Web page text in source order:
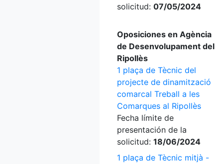
solicitud: 07/05/2024
Oposiciones en Agència
de Desenvolupament del
Ripollès
1 plaça de Tècnic del
projecte de dinamització
comarcal Treball a les
Comarques al Ripollès
Fecha límite de
presentación de la
solicitud: 18/06/2024
1 plaça de Tècnic mitjà -